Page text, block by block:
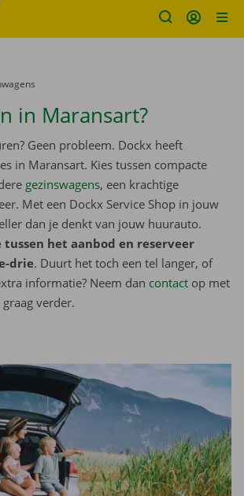
in Maransart?
Geen probleem. Dockx heeft
in Maransart. Kies tussen compacte
gezinswagens, een krachtige
Met een Dockx Service Shop in jouw
dan je denkt van jouw huurauto.
tussen het aanbod en reserveer
drie. Duurt het toch een tel langer, of
informatie? Neem dan contact op met
verder.